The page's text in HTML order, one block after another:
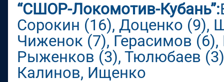
“СШОР-Локомотив-Кубань”:
Сорокин (16), Доценко (9),
Чиженок (7), Герасимов
Рыженков (3), Тюлюбаев
Калинов, Ищенко